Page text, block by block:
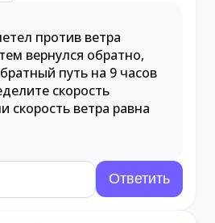
против ветра
вернулся обратно,
путь на 9 часов
скорость
скорость ветра равна